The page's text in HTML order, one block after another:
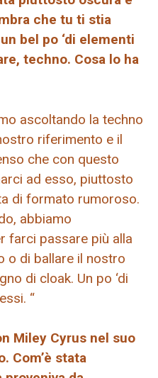
che tu ti stia
bel po ‘di elementi
techno. Cosa lo ha
ascoltando la techno
riferimento e il
che con questo
ad esso, piuttosto
di formato rumoroso.
abbiamo
farci passare più alla
o di ballare il nostro
di cloak. Un po ‘di
“
Miley Cyrus nel suo
Com’è stata